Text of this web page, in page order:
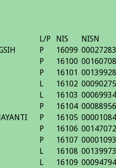
L/P NIS
NISN
P 16099
P 16100
P 16101
L 16102
L 16103
P 16104
P 16105
P 16106
P 16107
L 16108
L 16109